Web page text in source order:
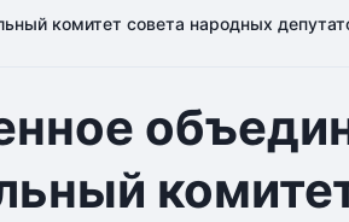
комитет совета народных